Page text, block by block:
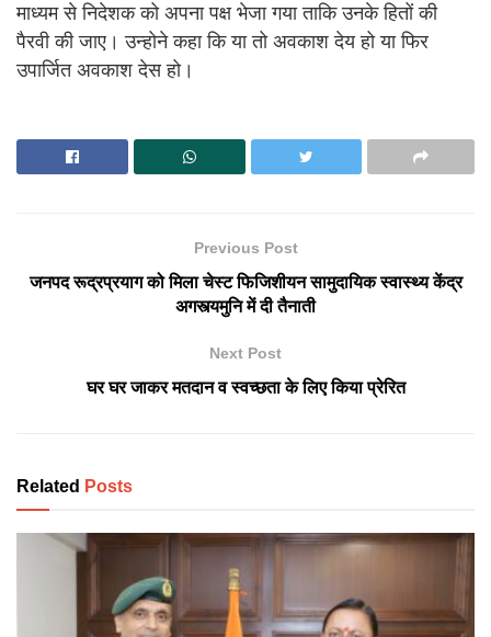
माध्यम से निदेशक को अपना पक्ष भेजा गया ताकि उनके हितों की
पैरवी की जाए। उन्होने कहा कि या तो अवकाश देय हो या फिर
उपार्जित अवकाश देस हो।
Previous Post
जनपद रूद्रप्रयाग को मिला चेस्ट फिजिशीयन सामुदायिक स्वास्थ्य केंद्र
अगस्त्यमुनि में दी तैनाती
Next Post
घर घर जाकर मतदान व स्वच्छता के लिए किया प्रेरित
Related Posts